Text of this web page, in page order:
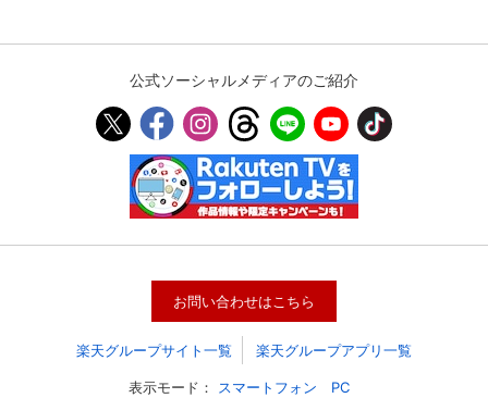
会員情報
基本情報、本人連絡先、パスワード 、クレ
ジットカード情報の変更が可能です。
決済方法の変更が可能です。
公式ソーシャルメディアのご紹介
お問い合わせはこちら
楽天グループサイト一覧 楽天グループアプリ一覧
表示モード： スマートフォン PC